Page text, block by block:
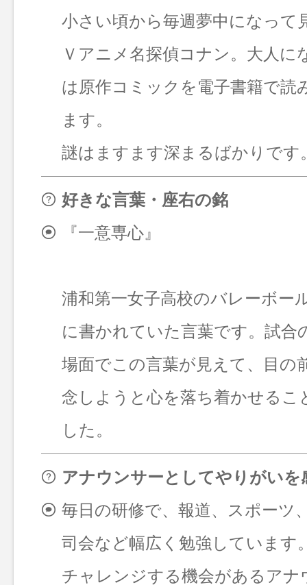
小さい頃から毎週夢中になって
Ｖアニメ名探偵コナン。大人に
は原作コミックを電子書籍で読
ます。
謎はますます深まるばかりです
好きな言葉・座右の銘
『一意専心』
浦和第一女子高校のバレーボー
に書かれていた言葉です。試合
場面でこの言葉が見えて、目の
念しようと心を落ち着かせるこ
した。
アナウンサーとしてやりがいを
毎日の研修で、報道、スポーツ
司会など幅広く勉強しています
チャレンジする機会があるアナ